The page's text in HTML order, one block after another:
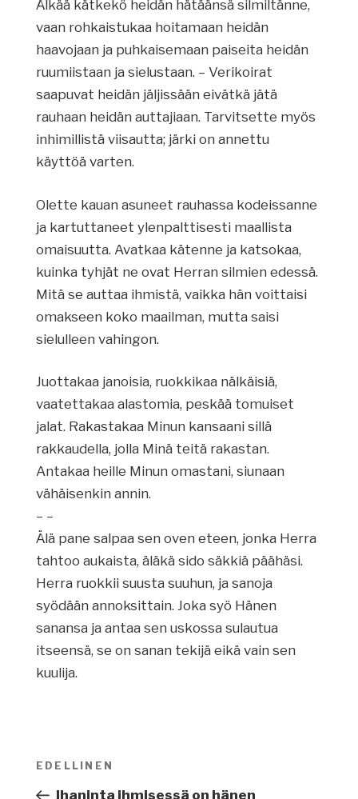
Älkää kätkekö heidän hätäänsä silmiltänne,
vaan rohkaistukaa hoitamaan heidän
haavojaan ja puhkaisemaan paiseita heidän
ruumiistaan ja sielustaan. – Verikoirat
saapuvat heidän jäljissään eivätkä jätä
rauhaan heidän auttajiaan. Tarvitsette myös
inhimillistä viisautta; järki on annettu
käyttöä varten.
Olette kauan asuneet rauhassa kodeissanne
ja kartuttaneet ylenpalttisesti maallista
omaisuutta. Avatkaa kätenne ja katsokaa,
kuinka tyhjät ne ovat Herran silmien edessä.
Mitä se auttaa ihmistä, vaikka hän voittaisi
omakseen koko maailman, mutta saisi
sielulleen vahingon.
Juottakaa janoisia, ruokkikaa nälkäisiä,
vaatettakaa alastomia, peskää tomuiset
jalat. Rakastakaa Minun kansaani sillä
rakkaudella, jolla Minä teitä rakastan.
Antakaa heille Minun omastani, siunaan
vähäisenkin annin.
– –
Älä pane salpaa sen oven eteen, jonka Herra
tahtoo aukaista, äläkä sido säkkiä päähäsi.
Herra ruokkii suusta suuhun, ja sanoja
syödään annoksittain. Joka syö Hänen
sanansa ja antaa sen uskossa sulautua
itseensä, se on sanan tekijä eikä vain sen
kuulija.
Artikkelien
Edellinen
artikkeli
EDELLINEN
Ihaninta ihmisessä on hänen